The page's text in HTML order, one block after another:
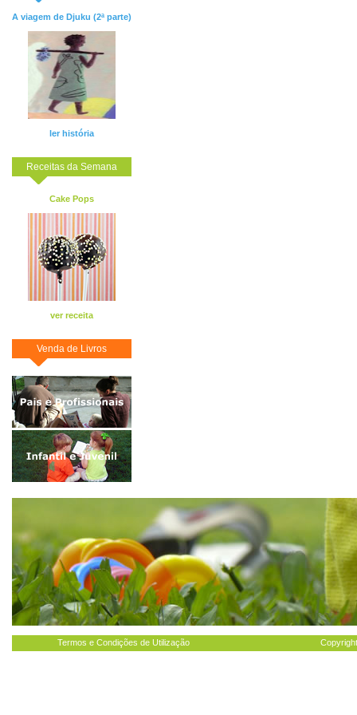
A viagem de Djuku (2ª parte)
ler história
Receitas da Semana
Cake Pops
ver receita
Venda de Livros
Termos e Condições de Utilização